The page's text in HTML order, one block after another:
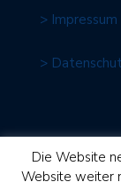
> Impressum
>
Die Website
Website weiter